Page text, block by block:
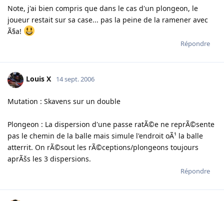
Note, j'ai bien compris que dans le cas d'un plongeon, le
joueur restait sur sa case... pas la peine de la ramener avec
Ã§a!
Répondre
Louis X 14 sept. 2006
Mutation : Skavens sur un double
Plongeon : La dispersion d'une passe ratÃ©e ne reprÃ©sente
pas le chemin de la balle mais simule l'endroit oÃ¹ la balle
atterrit. On rÃ©sout les rÃ©ceptions/plongeons toujours
aprÃšs les 3 dispersions.
Répondre